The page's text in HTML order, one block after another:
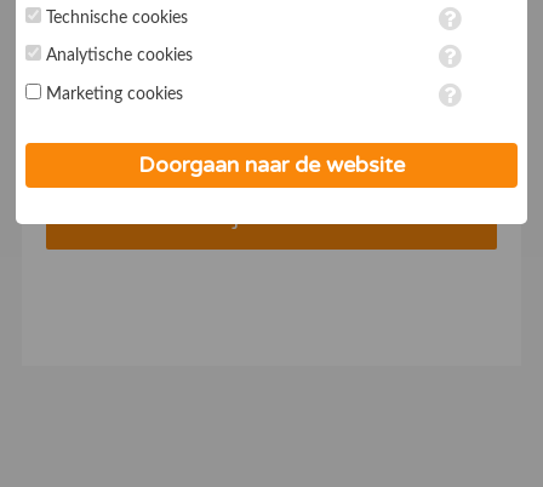
Service & supportdesk
* Met een abonnementsduur vanaf 1 jaar
marketing cookies worden persoonsgegevens verwerkt. Je geeft
toestemming voor deze verwerking wanneer je hieronder een
op ieder moment aanpassen in de
. Lees voor meer
Technische cookies
Analytische cookies
Marketing cookies
Doorgaan naar de website